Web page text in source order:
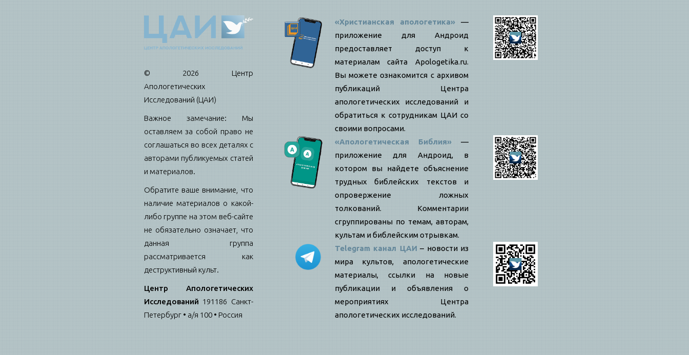
© 2026 Центр
Апологетических
Исследований (ЦАИ)
Важное замечание: Мы
оставляем за собой право не
соглашаться во всех деталях с
авторами публикуемых статей
и материалов.
Обратите ваше внимание, что
наличие материалов о какой-
либо группе на этом веб-сайте
не обязательно означает, что
данная группа
рассматривается как
деструктивный культ.
Центр Апологетических
Исследований 191186 Санкт-
Петербург • а/я 100 • Россия
«Христианская апологетика» —
приложение для Андроид
предоставляет доступ к
материалам сайта Apologetika.ru.
Вы можете ознакомится с архивом
публикаций Центра
апологетических исследований и
обратиться к сотрудникам ЦАИ со
своими вопросами.
«Апологетическая Библия» —
приложение для Андроид, в
котором вы найдете объяснение
трудных библейских текстов и
опровержение ложных
толкований. Комментарии
сгруппированы по темам, авторам,
культам и библейским отрывкам.
Telegram канал ЦАИ – новости из
мира культов, апологетические
материалы, ссылки на новые
публикации и объявления о
мероприятиях Центра
апологетических исследований.